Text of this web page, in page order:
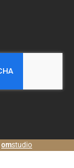
omstudio